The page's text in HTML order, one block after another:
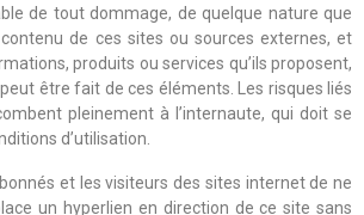
de tout dommage, de quelque nature que
de ces sites ou sources externes, et
produits ou services qu’ils proposent,
être fait de ces éléments. Les risques liés
pleinement à l’internaute, qui doit se
d’utilisation.
et les visiteurs des sites internet de ne
un hyperlien en direction de ce site sans